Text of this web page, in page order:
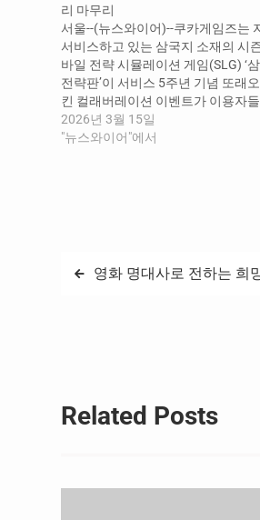
리 마무리
서울--(뉴스와이어)--쿠카게임즈는
서비스하고 있는 삼국지 소재의 시
바일 전략 시뮬레이션 게임(SLG) ‘
전략판’이 서비스 5주년 기념 또래
킨 컬래버레이션 이벤트가 이용자
은 참여 속에 성황리에 마무리됐다고
밝혔다. ‘삼국지 전략판’ 이미지 이번
2026년 3월 15일
"뉴스와이어"에서
글 영화 명대사로 전하는 희
Related Posts